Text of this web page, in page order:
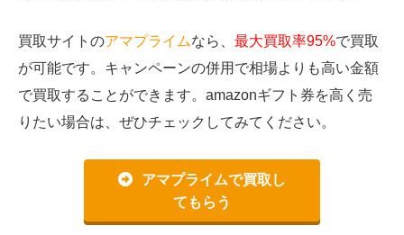
買取サイトのアマプライムなら、 最大買取率95%で買取
が可能です。キャンペーンの併用で相場よりも高い金額
で買取することができます。amazonギフト券を高く売
りたい場合は、ぜひチェックしてみてください。
アマプライムで買取し
てもらう